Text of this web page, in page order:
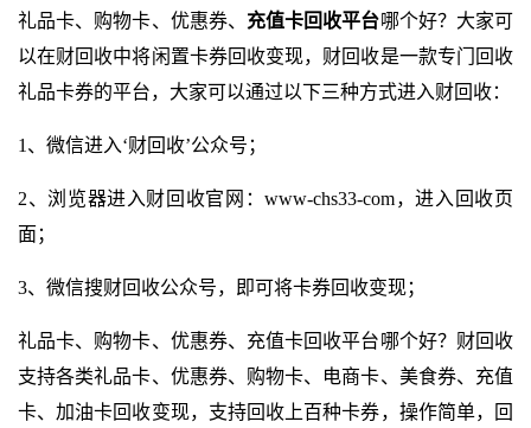
礼品卡、购物卡、优惠券、 充值卡回收平台哪个好？大家可
以在财回收中将闲置卡券回收变现，财回收是一款专门回收
礼品卡券的平台，大家可以通过以下三种方式进入财回收：
1、微信进入‘财回收’公众号；
2、浏览器进入财回收官网：www-chs33-com，进入回收页
面；
3、微信搜财回收公众号，即可将卡券回收变现；
礼品卡、购物卡、优惠券、充值卡回收平台哪个好？财回收
支持各类礼品卡、优惠券、购物卡、电商卡、美食券、充值
卡、加油卡回收变现，支持回收上百种卡券，操作简单，回